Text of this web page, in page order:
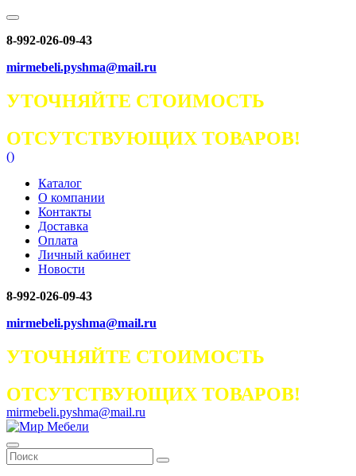
8-992-026-09-43
mirmebeli.pyshma@mail.ru
УТОЧНЯЙТЕ СТОИМОСТЬ
ОТСУТСТВУЮЩИХ ТОВАРОВ!
()
Каталог
О компании
Контакты
Доставка
Оплата
Личный кабинет
Новости
8-992-026-09-43
mirmebeli.pyshma@mail.ru
УТОЧНЯЙТЕ СТОИМОСТЬ
ОТСУТСТВУЮЩИХ ТОВАРОВ!
mirmebeli.pyshma@mail.ru